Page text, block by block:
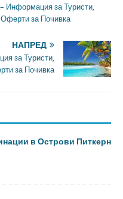
Информация за Туристи,
за Почивка
НАПРЕД
за Туристи,
за Почивка
в Острови Питкерн